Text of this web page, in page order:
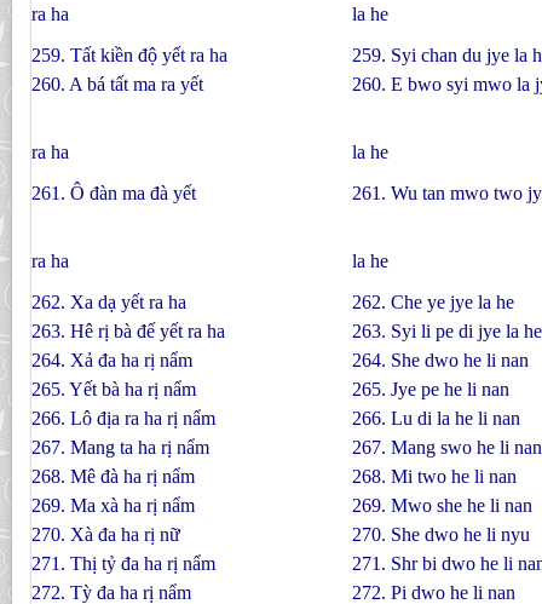
ra ha
la he
259. Tất kiền độ yết ra ha
259. Syi chan du jye la
260. A bá tất ma ra yết
ra ha
260. E bwo syi mwo la
la he
261. Ô đàn ma đà yết
ra ha
261. Wu tan mwo two
la he
262. Xa dạ yết ra ha
262. Che ye jye la he
263. Hê rị bà đế yết ra ha
263. Syi li pe di jye la he
264. Xả đa ha rị nẩm
264. She dwo he li nan
265. Yết bà ha rị nẩm
265. Jye pe he li nan
266. Lô địa ra ha rị nẩm
266. Lu di la he li nan
267. Mang ta ha rị nẩm
267. Mang swo he li nan
268. Mê đà ha rị nẩm
268. Mi two he li nan
269. Ma xà ha rị nẩm
269. Mwo she he li nan
270. Xà đa ha rị nữ
270. She dwo he li nyu
271. Thị tỷ đa ha rị nẩm
271. Shr bi dwo he li
272. Tỳ đa ha rị nẩm
272. Pi dwo he li nan